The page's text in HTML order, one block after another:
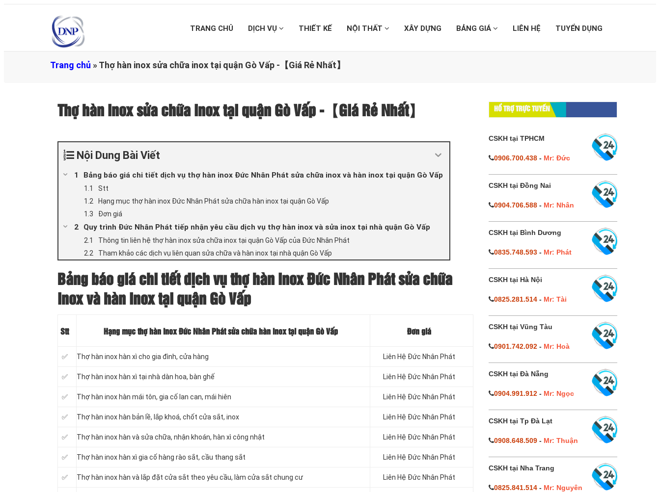
TRANG CHỦ DỊCH VỤ THIẾT KẾ NỘI THẤT XÂY DỰNG BẢNG GIÁ LIÊN HỆ TUYỂN DỤNG
Trang chủ »Thợ hàn inox sửa chữa inox tại quận Gò Vấp -【Giá Rẻ Nhất】
Thợ hàn inox sửa chữa inox tại quận Gò Vấp -【Giá Rẻ Nhất】
Nội Dung Bài Viết
Bảng báo giá chi tiết dịch vụ thợ hàn inox Đức Nhân Phát sửa chữa inox và hàn inox tại quận Gò Vấp
Stt
Hạng mục thợ hàn inox Đức Nhân Phát sửa chữa hàn inox tại quận Gò Vấp
Đơn giá
Quy trình Đức Nhân Phát tiếp nhận yêu cầu dịch vụ thợ hàn inox và sửa inox tại nhà quận Gò Vấp
Thông tin liên hệ thợ hàn inox sửa chữa inox tại quận Gò Vấp của Đức Nhân Phát
Tham khảo các dịch vụ liên quan sửa chữa và hàn inox tại nhà quận Gò Vấp
Bảng báo giá chi tiết dịch vụ thợ hàn inox Đức Nhân Phátsửa chữa
inox và hàn inox tại quận Gò Vấp
Stt Hạng mục thợ hàn inox Đức Nhân Phát sửa chữa hàn inox tại quận Gò Vấp Đơn giá
✅ Thợ hàn inox hàn xì cho gia đình, cửa hàng Liên Hệ Đức Nhân Phát
✅ Thợ hàn inox hàn xì tại nhà dàn hoa, bàn ghế Liên Hệ Đức Nhân Phát
✅ Thợ hàn inox hàn mái tôn, gia cố lan can, mái hiên Liên Hệ Đức Nhân Phát
✅ Thợ hàn inox hàn bản lề, lắp khoá, chốt cửa sắt, inox Liên Hệ Đức Nhân Phát
✅ Thợ hàn inox hàn và sửa chữa, nhận khoán, hàn xì công nhật Liên Hệ Đức Nhân Phát
✅ Thợ hàn inox hàn xì gia cố hàng rào sắt, cầu thang sắt Liên Hệ Đức Nhân Phát
✅ Thợ hàn inox hàn và lắp đặt cửa sắt theo yêu cầu, làm cửa sắt chung cư Liên Hệ Đức Nhân Phát
HỔ TRỢ TRỰC TUYẾN
CSKH tại TPHCM
0906.700.438- Mr: Đức
CSKH tại Đồng Nai
0904.706.588- Mr: Nhân
CSKH tại Bình Dương
0835.748.593- Mr: Phát
CSKH tại Hà Nội
0825.281.514- Mr: Tài
CSKH tại Vũng Tàu
0901.742.092- Mr: Hoà
CSKH tại Đà Nẵng
0904.991.912- Mr: Ngọc
CSKH tại Tp Đà Lạt
0908.648.509- Mr: Thuận
CSKH tại Nha Trang
0825.841.514- Mr: Nguyên